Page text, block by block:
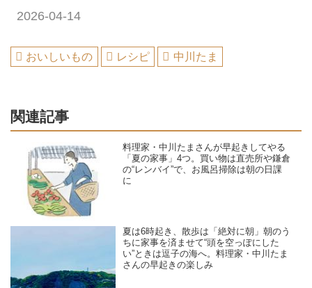
2026-04-14
おいしいもの レシピ 中川たま
関連記事
料理家・中川たまさんが早起きしてやる
「夏の家事」4つ。買い物は直売所や鎌倉
の“レンバイ”で、お風呂掃除は朝の日課
に
夏は6時起き、散歩は「絶対に朝」朝のう
ちに家事を済ませて“頭を空っぽにした
い”ときは逗子の海へ。料理家・中川たま
さんの早起きの楽しみ